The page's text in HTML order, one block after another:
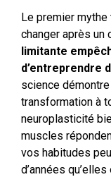
Le premier mythe
changer après un
limitante
d’entreprendre
science
transformation à
neuroplasticité
muscles
vos habitudes
d’années